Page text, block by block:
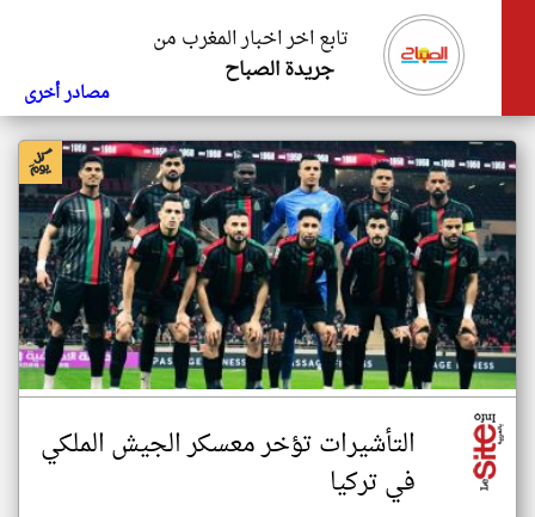
تابع اخر اخبار المغرب من
جريدة الصباح
مصادر أخرى
التأشيرات تؤخر معسكر الجيش الملكي
في تركيا